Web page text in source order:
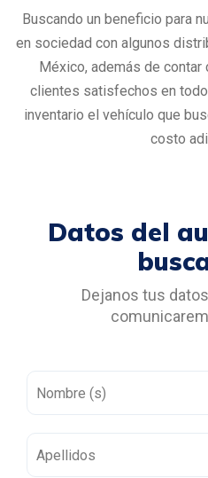
Buscando un beneficio para
en sociedad con algunos
México, además de
clientes satisfechos en
inventario el vehículo que
costo
Datos del
Dejanos tus